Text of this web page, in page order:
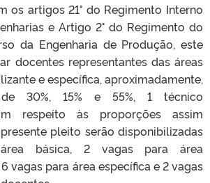
os artigos 21° do Regimento Interno
e Artigo 2° do Regimento do
da Engenharia de Produção, este
docentes representantes das áreas
e específica, aproximadamente,
30%, 15% e 55%, 1 técnico
respeito às proporções assim
pleito serão disponibilizadas
básica, 2 vagas para área
vagas para área específica e 2 vagas